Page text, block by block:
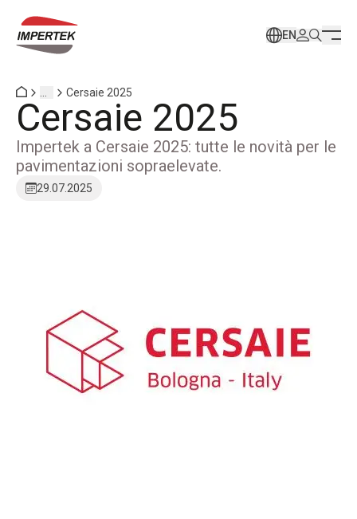
EN
Cersaie 2025
Cersaie 2025
Impertek a Cersaie 2025: tutte le novità per le
pavimentazioni sopraelevate.
29.07.2025